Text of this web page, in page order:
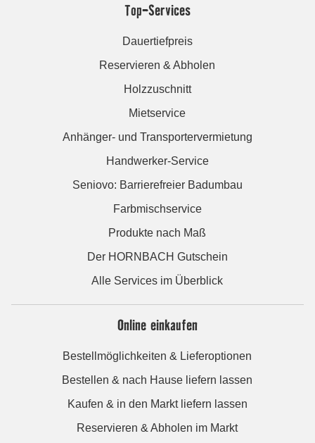
Top-Services
Dauertiefpreis
Reservieren & Abholen
Holzzuschnitt
Mietservice
Anhänger- und Transportervermietung
Handwerker-Service
Seniovo: Barrierefreier Badumbau
Farbmischservice
Produkte nach Maß
Der HORNBACH Gutschein
Alle Services im Überblick
Online einkaufen
Bestellmöglichkeiten & Lieferoptionen
Bestellen & nach Hause liefern lassen
Kaufen & in den Markt liefern lassen
Reservieren & Abholen im Markt